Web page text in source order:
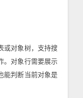
或对象树，支持搜
。对象行需要展示
能判断当前对象是